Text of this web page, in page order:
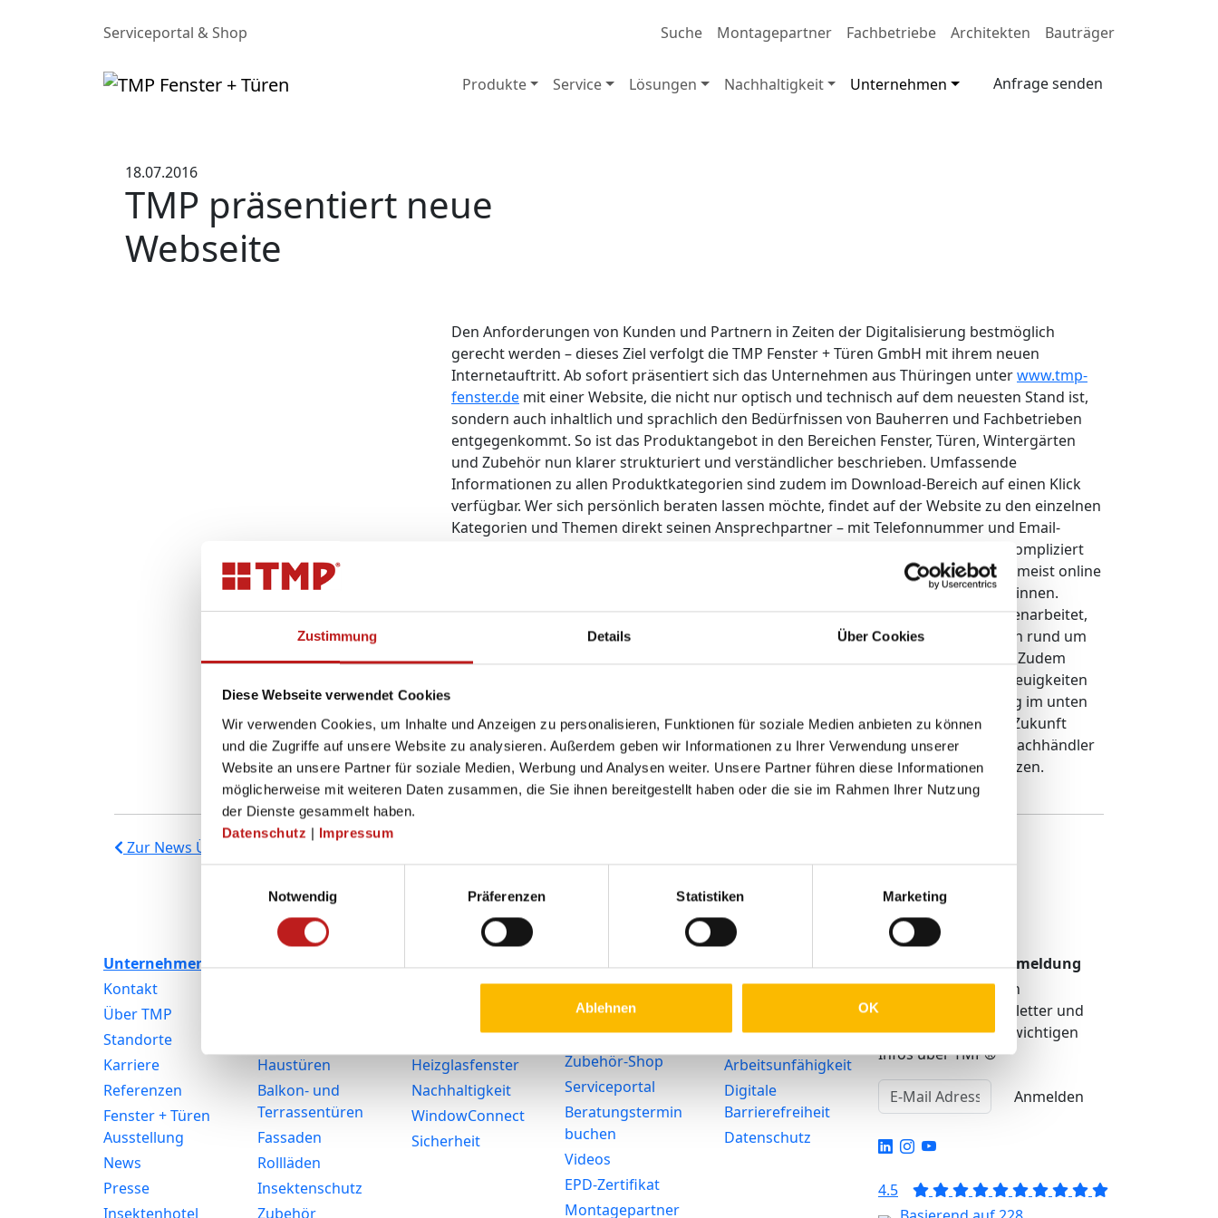
Zustimmung Details Über Cookies
Diese Webseite verwendet Cookies
Wir verwenden Cookies, um Inhalte und Anzeigen zu personalisieren, Funktionen für soziale Medien anbieten zu können
und die Zugriffe auf unsere Website zu analysieren. Außerdem geben wir Informationen zu Ihrer Verwendung unserer
Website an unsere Partner für soziale Medien, Werbung und Analysen weiter. Unsere Partner führen diese Informationen
möglicherweise mit weiteren Daten zusammen, die Sie ihnen bereitgestellt haben oder die sie im Rahmen Ihrer Nutzung
der Dienste gesammelt haben.
Datenschutz | Impressum
Notwendig
Präferenzen Statistiken Marketing
Ablehnen OK
Serviceportal & Shop Suche Montagepartner Fachbetriebe Architekten Bauträger
Produkte Service Lösungen Nachhaltigkeit Unternehmen Anfrage senden
18.07.2016
TMP präsentiert neue
Webseite
Den Anforderungen von Kunden und Partnern in Zeiten der Digitalisierung bestmöglich
gerecht werden – dieses Ziel verfolgt die TMP Fenster + Türen GmbH mit ihrem neuen
Internetauftritt. Ab sofort präsentiert sich das Unternehmen aus Thüringen unterwww.tmp-
fenster.de mit einer Website, die nicht nur optisch und technisch auf dem neuesten Stand ist,
sondern auch inhaltlich und sprachlich den Bedürfnissen von Bauherren und Fachbetrieben
entgegenkommt. So ist das Produktangebot in den Bereichen Fenster, Türen, Wintergärten
und Zubehör nun klarer strukturiert und verständlicher beschrieben. Umfassende
Informationen zu allen Produktkategorien sind zudem im Download-Bereich auf einen Klick
verfügbar. Wer sich persönlich beraten lassen möchte, findet auf der Website zu den einzelnen
Kategorien und Themen direkt seinen Ansprechpartner – mit Telefonnummer und Email-
Adresse. Zudem können Interessenten über ein Angebots-Widget schnell und unkompliziert
Kontakt mit TMP aufnehmen. Da Bauherren ihre Kaufentscheidungen heutzutage meist online
treffen, sind dies wichtige Faktoren, um sie zu überzeugen und als Kunden zu gewinnen.
Daneben profitieren auch die mehr als 400 Fachbetriebe, mit denen TMP zusammenarbeitet,
von der neuen Website. Sie erhalten hier mit wenigen Klicks aktuelle Informationen rund um
das Unternehmen und seine Produkte, die sie in ihrem Arbeitsalltag unterstützen. Zudem
informiert der Partner- Newsletter sie regelmäßig über Angebote, Aktionen und Neuigkeiten
bei TMP. Melden Sie sich am besten gleich an, Sie finden die Newsletter-Anmeldung im unten
im Footer rechts. Zusammen mit den Fachbetrieben will TMP die Website auch in Zukunft
weiterentwickeln. Ihr Feedback zum neuen Auftritt ist daher höchst willkommen. Fachhändler
wie Monteure können dazu die integrierte Feedback-Funktion auf der Website nutzen.
Zur News Übersicht
Unternehmen
Kontakt
Über TMP
Standorte
Karriere
Referenzen
Fenster + Türen
Ausstellung
News
Presse
Insektenhotel
Produkte
Haustüren
Balkon- und
Terrassentüren
Fassaden
Rollläden
Insektenschutz
Zubehör
Lösungen
Barrierefreiheit
SmartHome
Heizglasfenster
Nachhaltigkeit
WindowConnect
Sicherheit
Service
Ratgeber
Haustür-
Konfigurator
Zubehör-Shop
Serviceportal
Beratungstermin
buchen
Videos
EPD-Zertifikat
Montagepartner
Rechtliches
Impressum
AGB
Arbeitsunfähigkeit
Digitale
Barrierefreiheit
Datenschutz
TMP Newsletter Anmeldung
Erhalten Sie unseren
regelmäßigen Newsletter und
bekommen Sie alle wichtigen
Infos über TMP®
Anmelden
4.5